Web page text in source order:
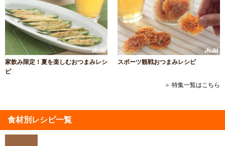
家飲み限定！夏を楽しむおつまみレシ
ピ
スポーツ観戦おつまみレシピ
＞ 特集一覧はこちら
食材別レシピ一覧